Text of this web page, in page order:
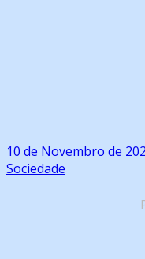
10 de Novembro de
Sociedade